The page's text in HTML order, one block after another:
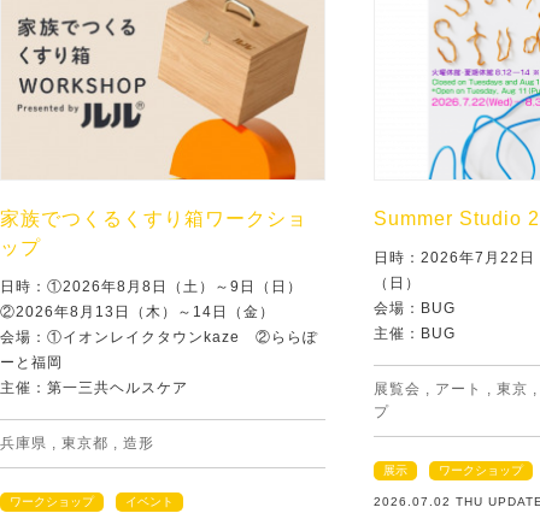
家族でつくるくすり箱ワークショ
ップ
日時：①2026年8月8日（土）～9日（日）
②2026年8月13日（木）～14日（金）
会場：①イオンレイクタウンkaze ②ららぽ
ーと福岡
主催：第一三共ヘルスケア
兵庫県 , 東京都 , 造形
ワークショップ イベント
Summer Studio
日時：2026年7月22
（日）
会場：BUG
主催：BUG
展覧会 , アート , 東京
プ
展示 ワークショップ
2026.07.02 THU